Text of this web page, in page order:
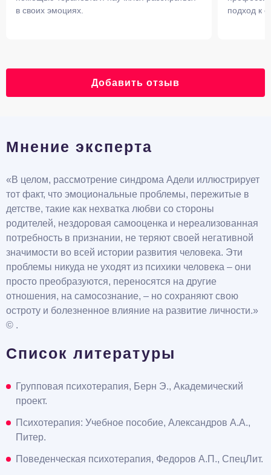
в своих эмоциях.
подход к
Добавить отзыв
Мнение эксперта
«В целом, рассмотрение синдрома Адели иллюстрирует
тот факт, что эмоциональные проблемы, пережитые в
детстве, такие как нехватка любви со стороны
родителей, нездоровая самооценка и нереализованная
потребность в признании, не теряют своей негативной
значимости во всей истории развития человека. Эти
проблемы никуда не уходят из психики человека – они
просто преобразуются, переносятся на другие
отношения, на самосознание, – но сохраняют свою
остроту и болезненное влияние на развитие личности.»
© .
Список литературы
Групповая психотерапия, Берн Э., Академический
проект.
Психотерапия: Учебное пособие, Александров А.А.,
Питер.
Поведенческая психотерапия, Федоров А.П., СпецЛит.